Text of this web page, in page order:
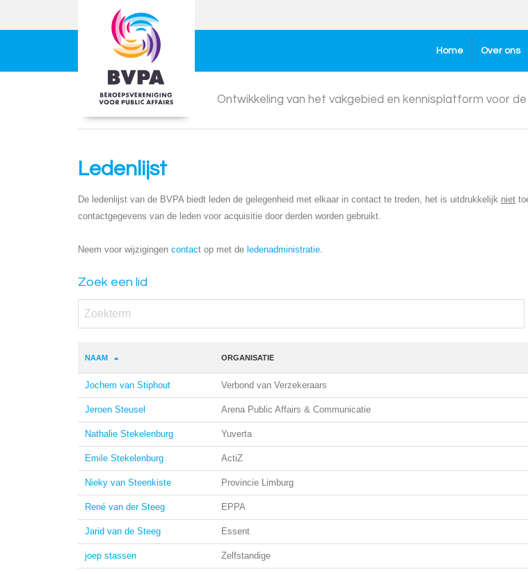
Home Over ons
Ontwikkeling van het vakgebied en kennisplatform voor
Ledenlijst
De ledenlijst van de BVPA biedt leden de gelegenheid met elkaar in contact te treden, het is uitdrukkelijk niet
contactgegevens van de leden voor acquisitie door derden worden gebruikt.
Neem voor wijzigingen contact op met de ledenadministratie.
Zoek een lid
NAAM ORGANISATIE
Jochem van Stiphout Verbond van Verzekeraars
Jeroen Steusel Arena Public Affairs & Communicatie
Nathalie Stekelenburg Yuverta
Emile Stekelenburg ActiZ
Nieky van Steenkiste Provincie Limburg
René van der Steeg EPPA
Jarid van de Steeg Essent
joep stassen Zelfstandige